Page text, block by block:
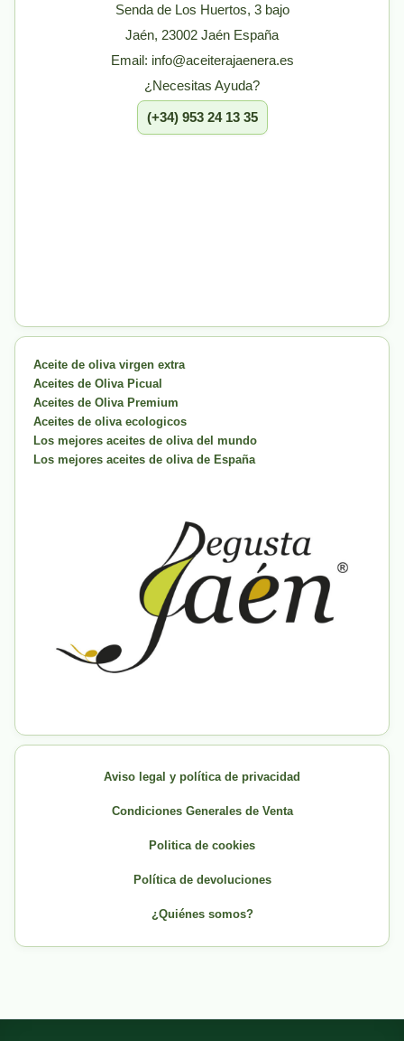
Senda de Los Huertos, 3 bajo
Jaén, 23002 Jaén España
Email: info@aceiterajaenera.es
¿Necesitas Ayuda?
(+34) 953 24 13 35
Aceite de oliva virgen extra
Aceites de Oliva Picual
Aceites de Oliva Premium
Aceites de oliva ecologicos
Los mejores aceites de oliva del mundo
Los mejores aceites de oliva de España
Aviso legal y política de privacidad
Condiciones Generales de Venta
Politica de cookies
Política de devoluciones
¿Quiénes somos?